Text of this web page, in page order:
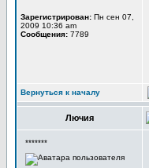
Зарегистрирован: Пн сен 07,
2009 10:36 am
Сообщения: 7789
Вернуться к началу
Лючия
*******